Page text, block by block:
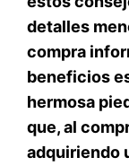
detalles
compra
beneficios
hermosa
que, al
adquiriendo